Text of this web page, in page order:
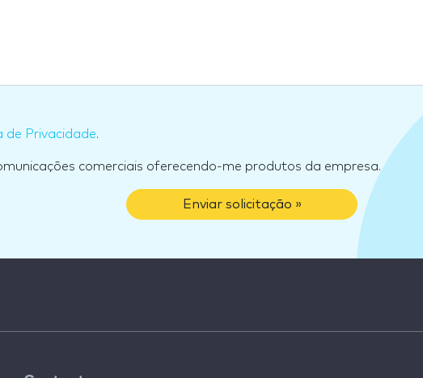
de Privacidade.
comerciais oferecendo-me produtos da empresa.
Enviar solicitação »